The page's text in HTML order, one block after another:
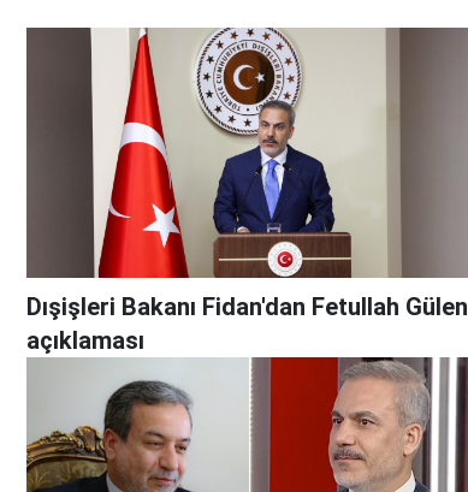
Dışişleri Bakanı Fidan'dan Fetullah Gülen
açıklaması